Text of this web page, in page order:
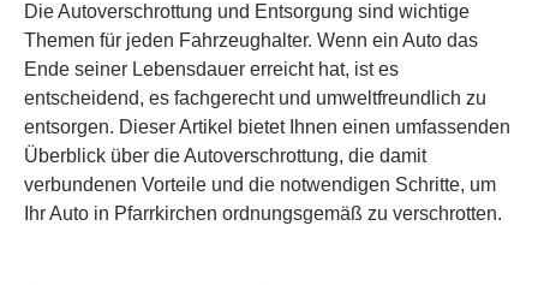
Die Autoverschrottung und Entsorgung sind wichtige
Themen für jeden Fahrzeughalter. Wenn ein Auto das
Ende seiner Lebensdauer erreicht hat, ist es
entscheidend, es fachgerecht und umweltfreundlich zu
entsorgen. Dieser Artikel bietet Ihnen einen umfassenden
Überblick über die Autoverschrottung, die damit
verbundenen Vorteile und die notwendigen Schritte, um
Ihr Auto in Pfarrkirchen ordnungsgemäß zu verschrotten.